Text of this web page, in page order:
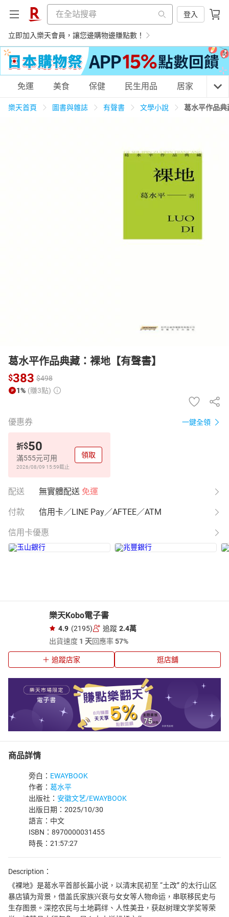
登入
立即加入樂天會員，讓您邊購物邊賺點數！
購物網分類
運動休閒 親子玩具
情趣用品
免運 美食 保健 民生用品 居家 3C
樂天首頁 圖書與雜誌 有聲書 文學小說 葛水平作品
葛水平作品典藏：裸地【有聲書】
$383 $498
1% (賺3點)
優惠券 一鍵全領
折$50
滿555元可用
2026/08/09 15:59截止
領取
配送 無實體配送 免運
付款 信用卡／LINE Pay／AFTEE／ATM
信用卡優惠
樂天Kobo電子書
4.9 (2195) 追蹤 2.4萬
出貨速度 1 天回應率57%
追蹤店家 逛店舖
商品詳情
旁白： EWAYBOOK
作者： 葛水平
出版社： 安徽文艺/EWAYBOOK
出版日期：2025/10/30
語言：中文
ISBN：8970000031455
時長：21:57:27
Description：
《裸地》是葛水平首部长篇小说，以清末民初至 “土改” 的太行山区
暴店镇为背景，借盖氏家族兴衰与女女等人物命运，串联移民史与
生存图景。深挖农民与土地羁绊、人性美丑，获赵树理文学奖等荣